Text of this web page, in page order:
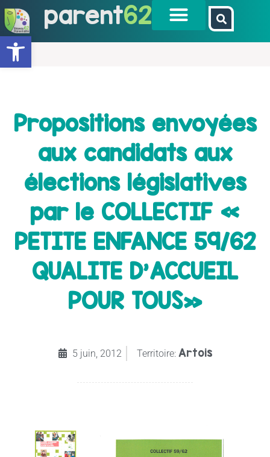
Ouvrir la barre d’outils
parent62
Propositions envoyées
aux candidats aux
élections législatives
par le COLLECTIF «
PETITE ENFANCE 59/62
QUALITE D’ACCUEIL
POUR TOUS»
5 juin, 2012 Territoire: Artois